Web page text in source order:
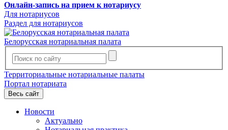
Онлайн-запись на прием к нотариусу
Для нотариусов
Раздел для нотариусов
Белорусская нотариальная палата
Территориальные нотариальные палаты
Портал нотариата
Весь сайт
Новости
Актуально